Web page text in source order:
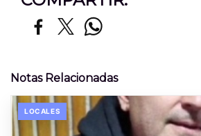
Notas Relacionadas
LOCALES